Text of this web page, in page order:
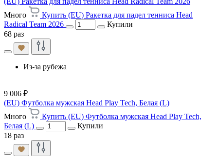
Много
Купить (EU) Ракетка для падел тенниса Head
Radical Team 2026
Купили
68 раз
Из-за рубежа
9 006 ₽
(EU) Футболка мужская Head Play Tech, Белая (L)
Много
Купить (EU) Футболка мужская Head Play Tech,
Белая (L)
Купили
18 раз